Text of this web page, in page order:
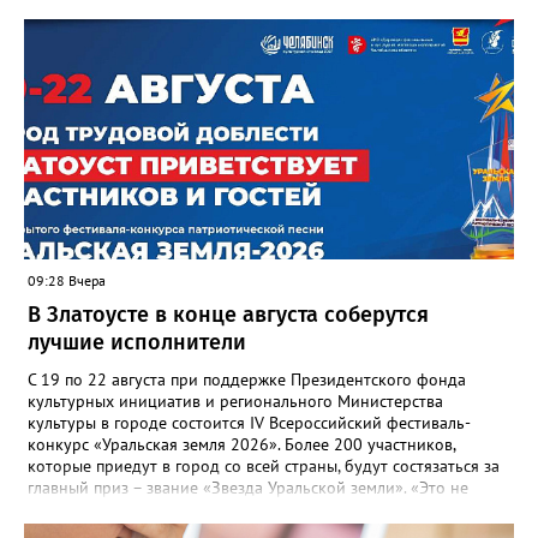
отметили и недочёты. «Например, управляющие компании
несвоевременно приняли меры для предотвращения
“перемерзания” общей домовой тепловой сети
многоквартирного дома, отсутствовало взаимодействие с
ресурсоснабжающей организацией, ЕДДС и иными службами»,
— сообщила начальник Главного управления ГЖИ Ирина
Настенко. В следующий раз, рекомендовали в
Госжилинспекции, службы должны действовать слаженно. И
оперативно делиться информацией со всеми
заинтересованными – от поставщика тепла до конечных
потребителей.
09:28 Вчера
В Златоусте в конце августа соберутся
лучшие исполнители
С 19 по 22 августа при поддержке Президентского фонда
культурных инициатив и регионального Министерства
культуры в городе состоится IV Всероссийский фестиваль-
конкурс «Уральская земля 2026». Более 200 участников,
которые приедут в город со всей страны, будут состязаться за
главный приз – звание «Звезда Уральской земли». «Это не
прослушивания участников, мастер-классы от ведущих